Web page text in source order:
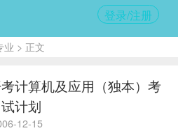
登录/注册
业 > 正文
计算机及应用（独本）考
试计划
12-15